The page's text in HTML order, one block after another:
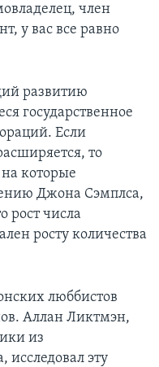
член
у вас все равно
развитию
государственное
Если
то
которые
Джона Сэмплса,
рост числа
росту количества
люббистов
Аллан Ликтмэн,
из
исследовал эту